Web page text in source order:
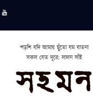
পড়শি যদি আমায় ছুঁতো যম যাতনা
সকল যেত দূরে: লালন সাঁই